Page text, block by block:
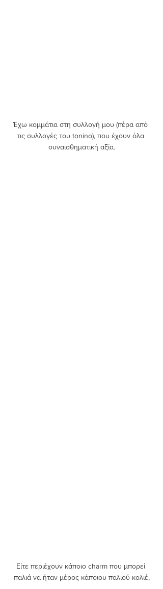
Έχω κομμάτια στη συλλογή μου (πέρα από
τις συλλογές του tonino), που έχουν όλα
συναισθηματική αξία.
Είτε περιέχουν κάποιο charm που μπορεί
παλιά να ήταν μέρος κάποιου παλιού κολιέ,